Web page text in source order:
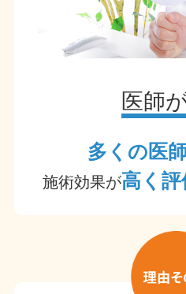
医師
多くの医
施術効果が高く評